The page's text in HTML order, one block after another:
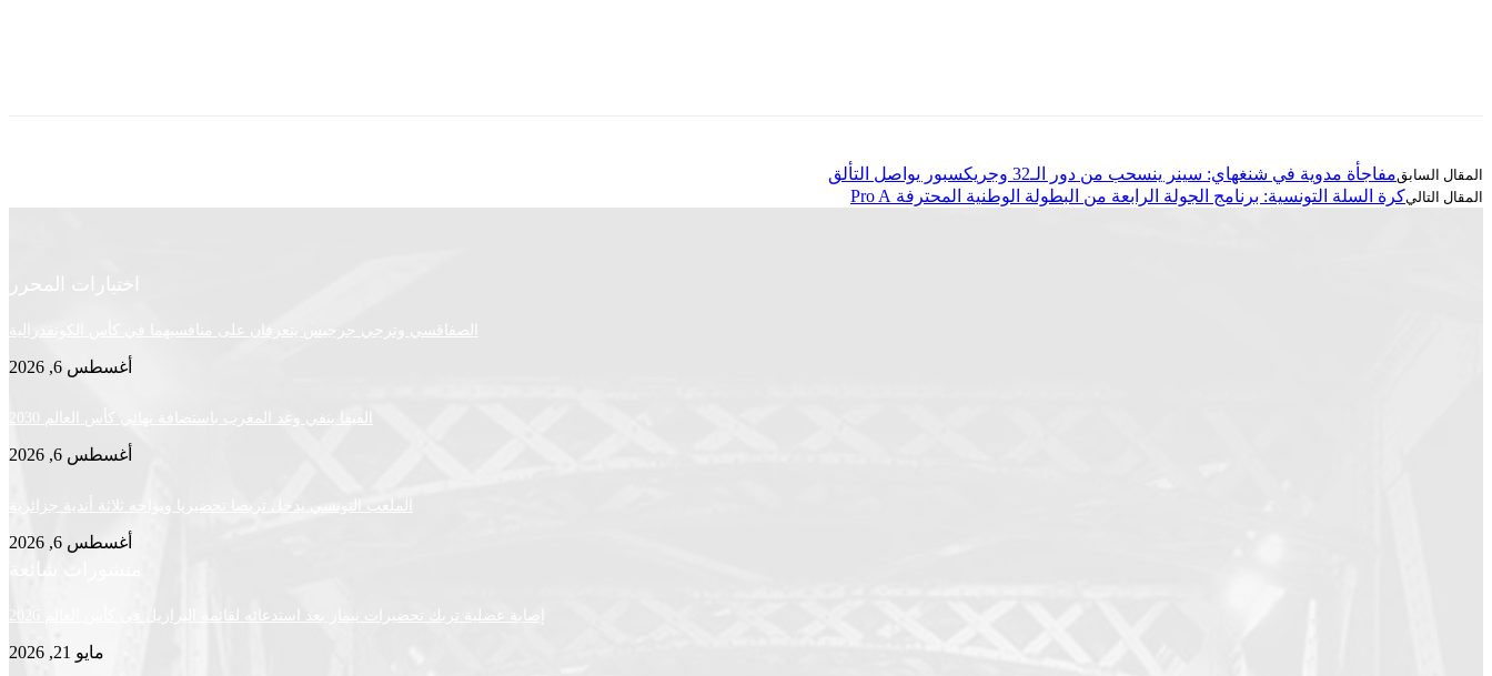
مفاجأة مدوية في شنغهاي: سينر ينسحب من دور الـ32 وجريكسبور يواصل التألق
كرة السلة التونسية: برنامج الجولة الرابعة من البطولة الوطنية المحترفة Pro A
اختيارات المحرر
الصفاقسي وترجي جرجيس يتعرفان على منافسيهما في كأس الكونفدرالية
أغسطس 6, 2026
الفيفا ينفي وعد المغرب باستضافة نهائي كأس العالم 2030
أغسطس 6, 2026
الملعب التونسي يدخل تربصا تحضيريا ويواجه ثلاثة أندية جزائرية
أغسطس 6, 2026
منشورات شائعة
إصابة عضلية تربك تحضيرات نيمار بعد استدعائه لقائمة البرازيل في كأس العالم 2026
مايو 21, 2026